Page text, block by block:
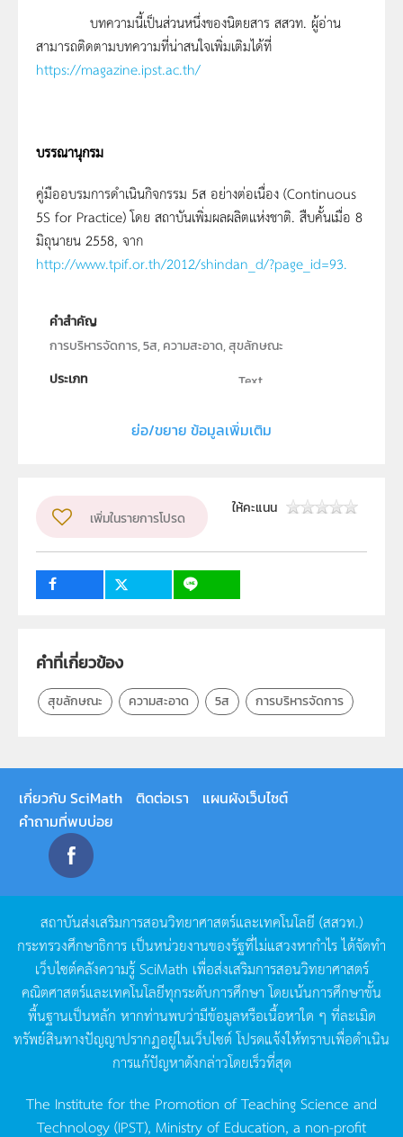
บทความนี้เป็นส่วนหนึ่งของนิตยสาร สสวท. ผู้อ่าน
สามารถติดตามบทความที่น่าสนใจเพิ่มเติมได้ที่
https://magazine.ipst.ac.th/
บรรณานุกรม
คู่มืออบรมการดำเนินกิจกรรม 5ส อย่างต่อเนื่อง (Continuous
5S for Practice) โดย สถาบันเพิ่มผลผลิตแห่งชาติ. สืบคั้นเมื่อ 8
มิถุนายน 2558, จาก
http://www.tpif.or.th/2012/shindan_d/?page_id=93.
คำสำคัญ
การบริหารจัดการ, 5ส, ความสะอาด, สุขลักษณะ
ประเภท
Text
สถาบันส่งเสริมการสอนวิทยาศาสตร์และเทคโนโลยี (สสวท.)
ระดับชั้น
ปฐมวัย, ป.1, ป.2, ป.3, ป.4, ป.5, ป.6, ม.1, ม.2, ม.3, ม.4, ม.5,
ม.6
กลุ่มเป้าหมาย
ย่อ/ขยาย ข้อมูลเพิ่มเติม
เพิ่มในรายการโปรด
ให้คะแนน
คำที่เกี่ยวข้อง
สุขลักษณะ ความสะอาด 5ส การบริหารจัดการ
เกี่ยวกับ SciMath ติดต่อเรา
แผนผังเว็บไซต์
คำถามที่พบบ่อย
สถาบันส่งเสริมการสอนวิทยาศาสตร์และเทคโนโลยี (สสวท.)
กระทรวงศึกษาธิการ เป็นหน่วยงานของรัฐที่ไม่แสวงหากำไรได้จัดทำ
เว็บไซต์คลังความรู้SciMath เพื่อส่งเสริมการสอนวิทยาศาสตร์
คณิตศาสตร์และเทคโนโลยีทุกระดับการศึกษา โดยเน้นการศึกษาขั้น
พื้นฐานเป็นหลัก หากท่านพบว่ามีข้อมูลหรือเนื้อหาใด ๆ ที่ละเมิด
ทรัพย์สินทางปัญญาปรากฏอยู่ในเว็บไซต์โปรดแจ้งให้ทราบเพื่อดำเนิน
การแก้ปัญหาดังกล่าวโดยเร็วที่สุด
The Institute for the Promotion of Teaching Science and
Technology (IPST), Ministry of Education, a non-profit